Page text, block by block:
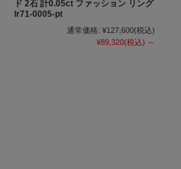
ド 2石 計0.05ct ファッション リング
lr71-0005-pt
通常価格: ¥127,600(税込)
¥89,320(税込) ～